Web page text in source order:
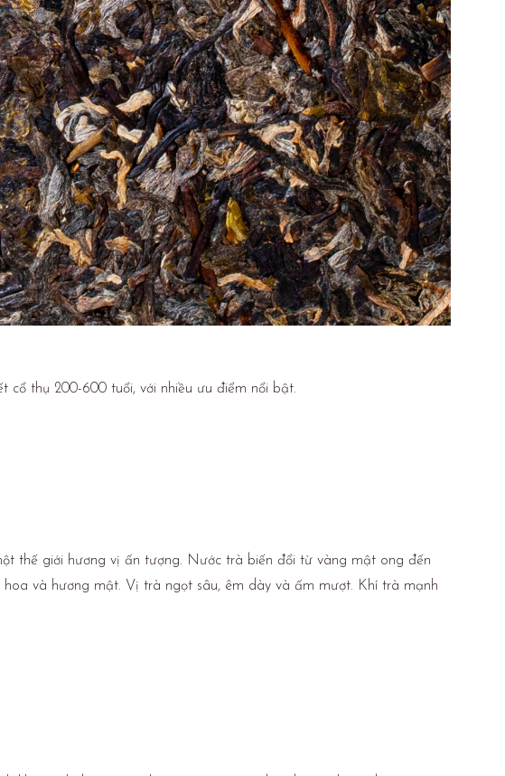
thụ 200-600 tuổi, với nhiều ưu điểm nổi bật.
thế giới hương vị ấn tượng. Nước trà biến đổi từ vàng mật ong đến
và hương mật. Vị trà ngọt sâu, êm dày và ấm mượt. Khí trà mạnh